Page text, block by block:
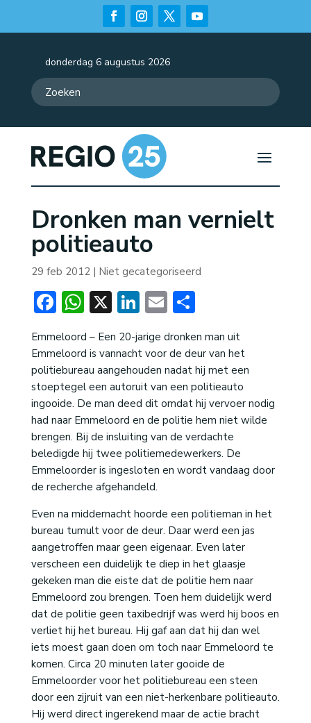
donderdag 6 augustus 2026
Dronken man vernielt
politieauto
29 feb 2012| Niet gecategoriseerd
Facebook
WhatsApp
X LinkedIn
EmailDelen
Emmeloord – Een 20-jarige dronken man uit
Emmeloord is vannacht voor de deur van het
politiebureau aangehouden nadat hij met een
stoeptegel een autoruit van een politieauto
ingooide. De man deed dit omdat hij vervoer nodig
had naar Emmeloord en de politie hem niet wilde
brengen. Bij de insluiting van de verdachte
beledigde hij twee politiemedewerkers. De
Emmeloorder is ingesloten en wordt vandaag door
de recherche afgehandeld.
Even na middernacht hoorde een politieman in het
bureau tumult voor de deur. Daar werd een jas
aangetroffen maar geen eigenaar. Even later
verscheen een duidelijk te diep in het glaasje
gekeken man die eiste dat de politie hem naar
Emmeloord zou brengen. Toen hem duidelijk werd
dat de politie geen taxibedrijf was werd hij boos en
verliet hij het bureau. Hij gaf aan dat hij dan wel
iets moest gaan doen om toch naar Emmeloord te
komen. Circa 20 minuten later gooide de
Emmeloorder voor het politiebureau een steen
door een zijruit van een niet-herkenbare politieauto.
Hij werd direct ingerekend maar de actie bracht